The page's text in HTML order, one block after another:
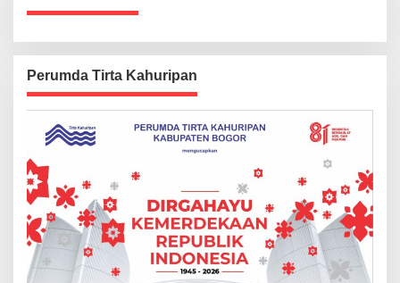
Perumda Tirta Kahuripan